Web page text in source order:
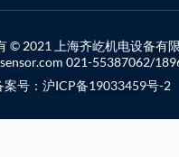
© 2021 上海齐屹机电设备有
021-55387062/
案号：沪ICP备19033459号-2